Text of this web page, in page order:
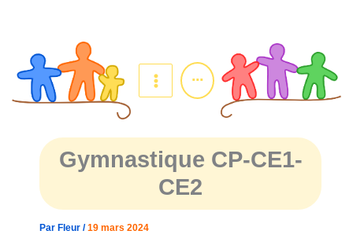
...
Gymnastique CP-CE1-
CE2
Par Fleur /19 mars 2024